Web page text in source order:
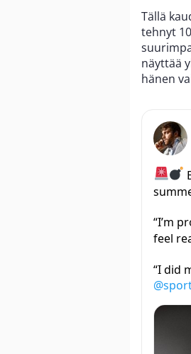
Tällä
tehnyt
näyttää
hänen
“I’m
feel
“I did